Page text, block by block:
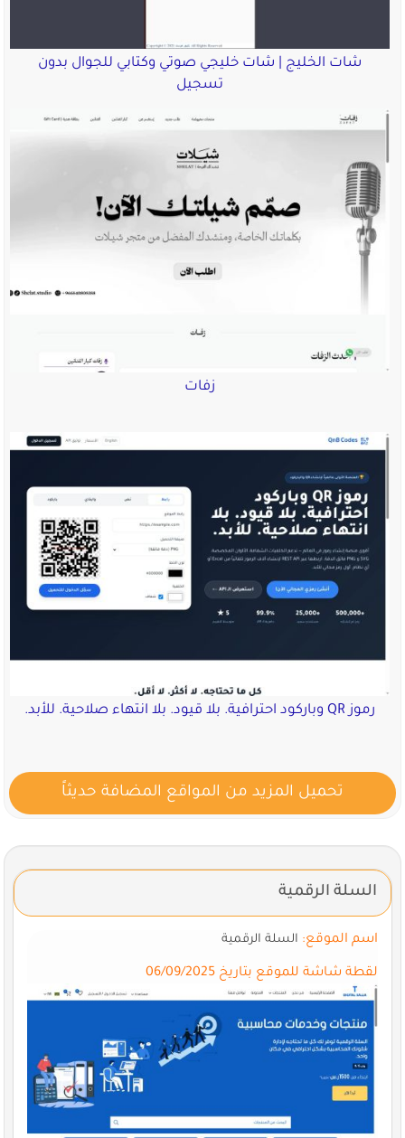
شات الخليج | شات خليجي صوتي وكتابي للجوال بدون
تسجيل
زفات
رموز QR وباركود احترافية. بلا قيود. بلا انتهاء صلاحية. للأبد.
تحميل المزيد من المواقع المضافة حديثاً
السلة الرقمية
اسم الموقع:السلة الرقمية
لقطة شاشة للموقع بتاريخ 06/09/2025